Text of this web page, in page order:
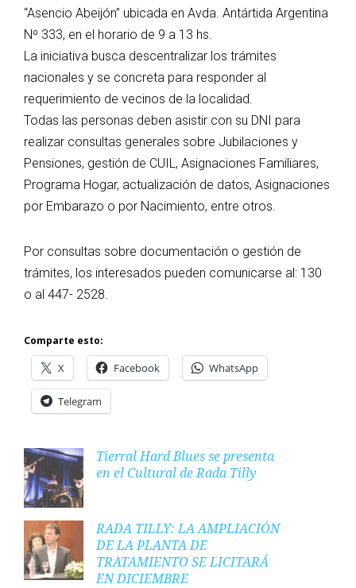
“Asencio Abeijón” ubicada en Avda. Antártida Argentina
Nº 333, en el horario de 9 a 13 hs.
La iniciativa busca descentralizar los trámites
nacionales y se concreta para responder al
requerimiento de vecinos de la localidad.
Todas las personas deben asistir con su DNI para
realizar consultas generales sobre Jubilaciones y
Pensiones, gestión de CUIL, Asignaciones Familiares,
Programa Hogar, actualización de datos, Asignaciones
por Embarazo o por Nacimiento, entre otros.
Por consultas sobre documentación o gestión de
trámites, los interesados pueden comunicarse al: 130
o al 447- 2528.
Comparte esto:
X Facebook WhatsApp
Telegram
Tierral Hard Blues se presenta
en el Cultural de Rada Tilly
RADA TILLY: LA AMPLIACIÓN
DE LA PLANTA DE
TRATAMIENTO SE LICITARÁ
EN DICIEMBRE